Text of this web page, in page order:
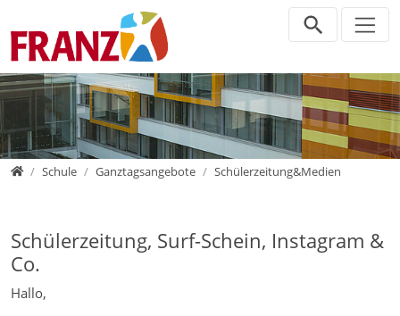
Direkt zur Hauptnavigation springen
Direkt zum Inhalt springen
Zur Unternavigation springen
HomeSchule Ganztagsangebote Schülerzeitung&Medien
Schülerzeitung, Surf-Schein, Instagram &
Co.
Hallo,